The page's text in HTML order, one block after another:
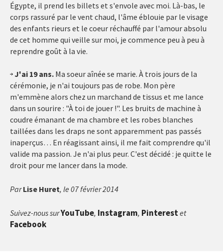
Égypte, il prend les billets et s'envole avec moi. Là-bas, le
corps rassuré par le vent chaud, l'âme éblouie par le visage
des enfants rieurs et le coeur réchauffé par l'amour absolu
de cet homme qui veille sur moi, je commence peu à peu à
reprendre goût à la vie.
J'ai 19 ans. Ma soeur aînée se marie. À trois jours de la
cérémonie, je n'ai toujours pas de robe. Mon père
m'emmène alors chez un marchand de tissus et me lance
dans un sourire : "À toi de jouer !". Les bruits de machine à
coudre émanant de ma chambre et les robes blanches
taillées dans les draps ne sont apparemment pas passés
inaperçus… En réagissant ainsi, il me fait comprendre qu'il
valide ma passion. Je n'ai plus peur. C'est décidé : je quitte le
droit pour me lancer dans la mode.
ParLise Huret, le 07 février 2014
Suivez-nous surYouTube, Instagram, Pinterestet
Facebook